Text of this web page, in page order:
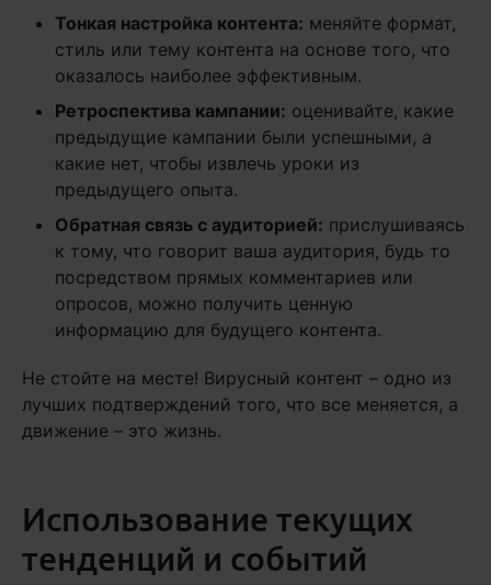
Тонкая настройка контента: меняйте формат,
стиль или тему контента на основе того, что
оказалось наиболее эффективным.
Ретроспектива кампании: оценивайте, какие
предыдущие кампании были успешными, а
какие нет, чтобы извлечь уроки из
предыдущего опыта.
Обратная связь с аудиторией: прислушиваясь
к тому, что говорит ваша аудитория, будь то
посредством прямых комментариев или
опросов, можно получить ценную
информацию для будущего контента.
Не стойте на месте! Вирусный контент – одно из
лучших подтверждений того, что все меняется, а
движение – это жизнь.
Использование текущих
тенденций и событий